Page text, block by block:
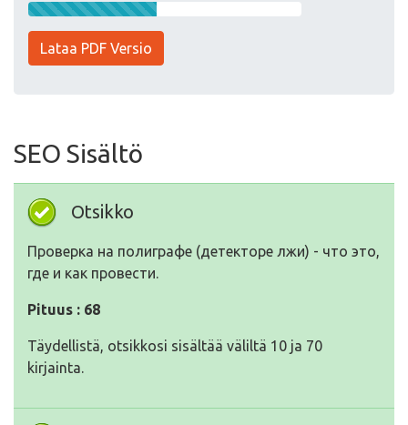
Lataa PDF Versio
SEO Sisältö
Otsikko
Проверка на полиграфе (детекторе лжи) - что это,
где и как провести.
Pituus : 68
Täydellistä, otsikkosi sisältää väliltä 10 ja 70
kirjainta.